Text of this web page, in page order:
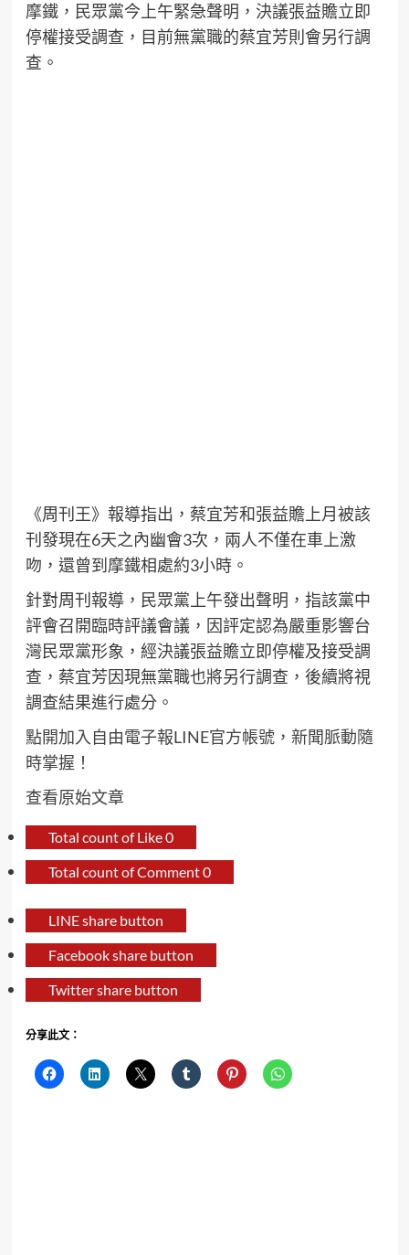
摩鐵，民眾黨今上午緊急聲明，決議張益贍立即
停權接受調查，目前無黨職的蔡宜芳則會另行調
查。
《周刊王》報導指出，蔡宜芳和張益贍上月被該
刊發現在6天之內幽會3次，兩人不僅在車上激
吻，還曾到摩鐵相處約3小時。
針對周刊報導，民眾黨上午發出聲明，指該黨中
評會召開臨時評議會議，因評定認為嚴重影響台
灣民眾黨形象，經決議張益贍立即停權及接受調
查，蔡宜芳因現無黨職也將另行調查，後續將視
調查結果進行處分。
點開加入自由電子報LINE官方帳號，新聞脈動隨
時掌握！
查看原始文章
Total count of Like0
Total count of Comment0
LINE share button
Facebook share button
Twitter share button
分享此文：